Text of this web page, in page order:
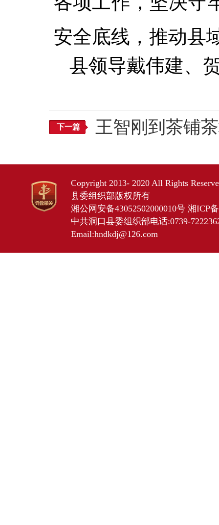
安全底线，推动县
县领导戴伟建、
下一篇 王智刚到茶铺
Copyright 2013- 2020 All Rights
县委组织部版权所有
湘公网安备43052502000010号 湘ICP
中共洞口县委组织部电话:0739-
Email:hndkdj@126.com